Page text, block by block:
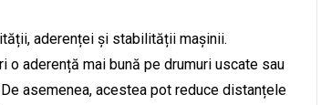
aderenței și stabilității mașinii.
aderență mai bună pe drumuri uscate sau
asemenea, acestea pot reduce distanțele